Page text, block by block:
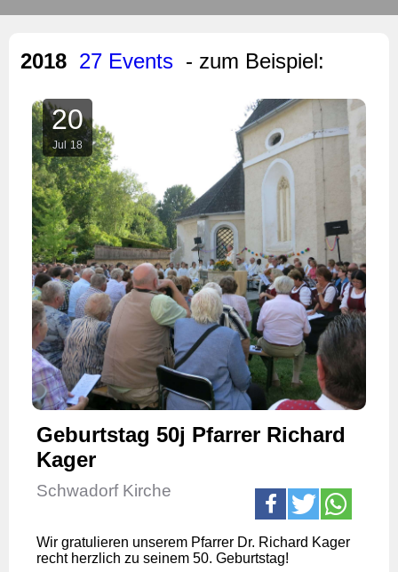
2018 27 Events - zum Beispiel:
20
Jul 18
Geburtstag 50j Pfarrer Richard
Kager
Schwadorf Kirche
Wir gratulieren unserem Pfarrer Dr. Richard Kager
recht herzlich zu seinem 50. Geburtstag!